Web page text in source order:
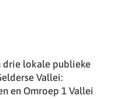
drie lokale publieke
Vallei:
en Omroep 1 Vallei